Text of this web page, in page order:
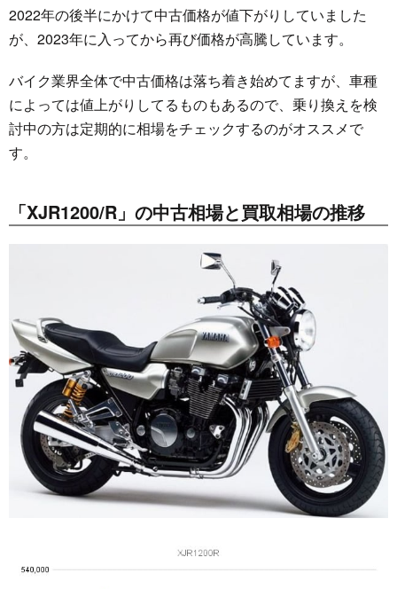
2022年の後半にかけて中古価格が値下がりしていました
が、2023年に入ってから再び価格が高騰しています。
バイク業界全体で中古価格は落ち着き始めてますが、車種
によっては値上がりしてるものもあるので、乗り換えを検
討中の方は定期的に相場をチェックするのがオススメで
す。
「XJR1200/R」の中古相場と買取相場の推移